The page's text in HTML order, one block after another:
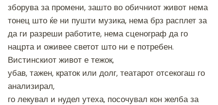
зборува за промени, зашто во обичниот живот нема
тонец што ќе ни пушти музика, нема брз расплет за
да ги разреши работите, нема сценограф да го
нацрта и оживее светот што ни е потребен.
Вистинскиот живот е тежок,
убав, тажен, краток или долг, театарот отсекогаш го
анализирал,
го лекувал и нудел утеха, посочувал кон желба за